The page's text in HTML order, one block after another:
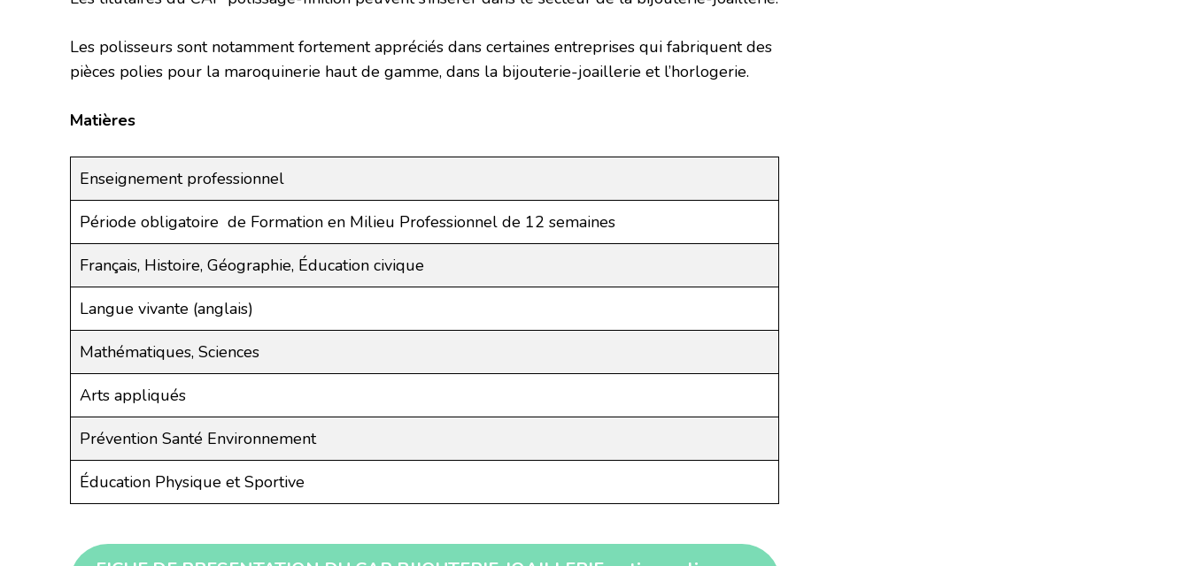
Les polisseurs sont notamment fortement appréciés dans certaines entreprises qui fabriquent des
pièces polies pour la maroquinerie haut de gamme, dans la bijouterie-joaillerie et l’horlogerie.
Matières
Enseignement professionnel
Période obligatoire de Formation en Milieu Professionnel de 12 semaines
Français, Histoire, Géographie, Éducation civique
Langue vivante (anglais)
Mathématiques, Sciences
Arts appliqués
Prévention Santé Environnement
Éducation Physique et Sportive